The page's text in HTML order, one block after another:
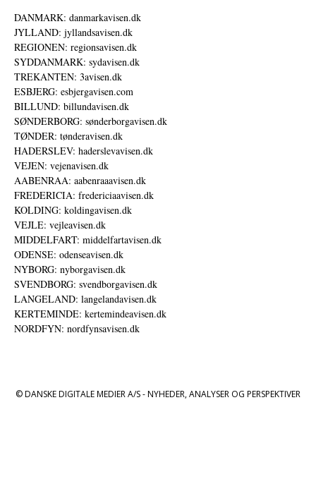
DANMARK: danmarkavisen.dk
JYLLAND: jyllandsavisen.dk
REGIONEN: regionsavisen.dk
SYDDANMARK: sydavisen.dk
TREKANTEN: 3avisen.dk
ESBJERG: esbjergavisen.com
BILLUND: billundavisen.dk
SØNDERBORG: sønderborgavisen.dk
TØNDER: tønderavisen.dk
HADERSLEV: haderslevavisen.dk
VEJEN: vejenavisen.dk
AABENRAA: aabenraaavisen.dk
FREDERICIA: fredericiaavisen.dk
KOLDING: koldingavisen.dk
VEJLE: vejleavisen.dk
MIDDELFART: middelfartavisen.dk
ODENSE: odenseavisen.dk
NYBORG: nyborgavisen.dk
SVENDBORG: svendborgavisen.dk
LANGELAND: langelandavisen.dk
KERTEMINDE: kertemindeavisen.dk
NORDFYN: nordfynsavisen.dk
© DANSKE DIGITALE MEDIER A/S - NYHEDER, ANALYSER OG PERSPEKTIVER